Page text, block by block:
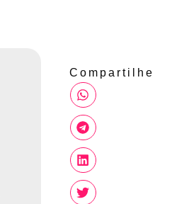
Compartilhe